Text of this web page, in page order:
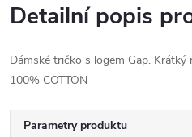
Detailní popis
Dámské tričko s logem Gap.
100% COTTON
Parametry produktu